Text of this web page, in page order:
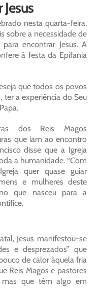
nesta quarta-feira,
sobre a necessidade de
encontrar Jesus. A
à festa da Epifania
que todos os povos
ter a experiência do Seu
dos Reis Magos
que iam ao encontro
disse que a Igreja
a humanidade. “Com
quer quase guiar
e mulheres deste
que nasceu para a
Jesus manifestou-se
e desprezados” que
de calor àquela fria
Reis Magos e pastores
que têm algo em